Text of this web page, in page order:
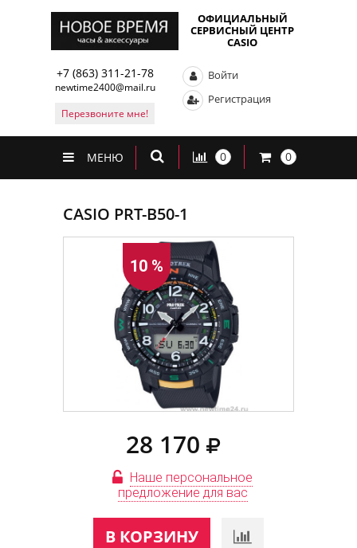
ОФИЦИАЛЬНЫЙ
СЕРВИСНЫЙ ЦЕНТР
CASIO
+7 (863) 311-21-78
newtime2400@mail.ru
Перезвоните мне!
Войти
Регистрация
МЕНЮ 0 0
CASIO PRT-B50-1
10 %
28 170
Наше персональное
предложение для вас
В КОРЗИНУ